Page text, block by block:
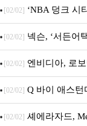
춘 초저전력 블루투
[02/02] ‘NBA 덩크 시
[02/02] 넥슨, ‘서든어
이트
[02/02] 엔비디아, 로
‘알파마요 2 슈퍼’
[02/02] Q 바이 애스턴
지 담은 ‘헤리티지
[02/02] 셰에라자드,